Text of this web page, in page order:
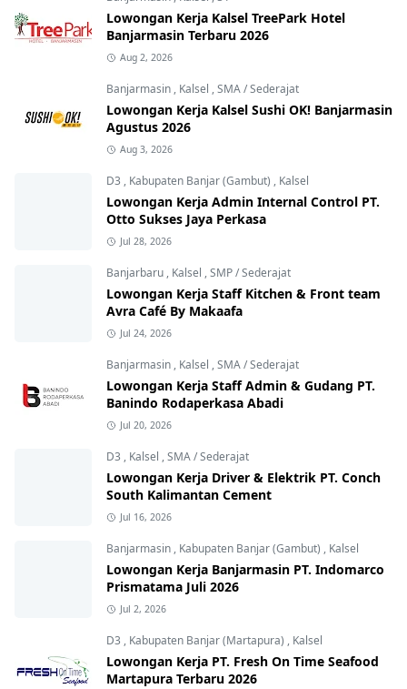
Lowongan Kerja Kalsel TreePark Hotel
Banjarmasin Terbaru 2026
Aug 2, 2026
Banjarmasin , Kalsel ,SMA / Sederajat
Lowongan Kerja Kalsel Sushi OK! Banjarmasin
Agustus 2026
Aug 3, 2026
D3 , Kabupaten Banjar (Gambut) , Kalsel
Lowongan Kerja Admin Internal Control PT.
Otto Sukses Jaya Perkasa
Jul 28, 2026
Banjarbaru , Kalsel ,SMP / Sederajat
Lowongan Kerja Staff Kitchen & Front team
Avra Café By Makaafa
Jul 24, 2026
Banjarmasin , Kalsel ,SMA / Sederajat
Lowongan Kerja Staff Admin & Gudang PT.
Banindo Rodaperkasa Abadi
Jul 20, 2026
D3 , Kalsel ,SMA / Sederajat
Lowongan Kerja Driver & Elektrik PT. Conch
South Kalimantan Cement
Jul 16, 2026
Banjarmasin , Kabupaten Banjar (Gambut) , Kalsel
Lowongan Kerja Banjarmasin PT. Indomarco
Prismatama Juli 2026
Jul 2, 2026
D3 , Kabupaten Banjar (Martapura) , Kalsel
Lowongan Kerja PT. Fresh On Time Seafood
Martapura Terbaru 2026